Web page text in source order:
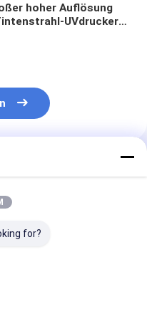
hoher Auflösung
UVdrucker
for?